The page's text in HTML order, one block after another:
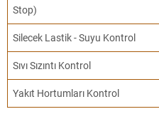
Stop)
Silecek Lastik - Suyu Kontrol
Sıvı Sızıntı Kontrol
Yakıt Hortumları Kontrol